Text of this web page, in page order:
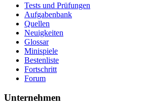
Tests und Prüfungen
Aufgabenbank
Quellen
Neuigkeiten
Glossar
Minispiele
Bestenliste
Fortschritt
Forum
Unternehmen